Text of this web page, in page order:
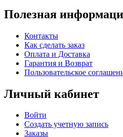
Полезная
Контакты
Как сделать заказ
Оплата и Доставка
Гарантия и Возврат
Пользовательское
Личный кабинет
Войти
Создать учетную запись
Заказы